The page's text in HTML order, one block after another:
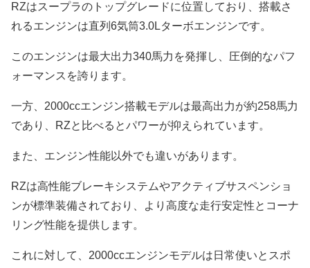
RZはスープラのトップグレードに位置しており、搭載さ
れるエンジンは直列6気筒3.0Lターボエンジンです。
このエンジンは最大出力340馬力を発揮し、圧倒的なパフ
ォーマンスを誇ります。
一方、2000ccエンジン搭載モデルは最高出力が約258馬力
であり、RZと比べるとパワーが抑えられています。
また、エンジン性能以外でも違いがあります。
RZは高性能ブレーキシステムやアクティブサスペンショ
ンが標準装備されており、より高度な走行安定性とコーナ
リング性能を提供します。
これに対して、2000ccエンジンモデルは日常使いとスポ